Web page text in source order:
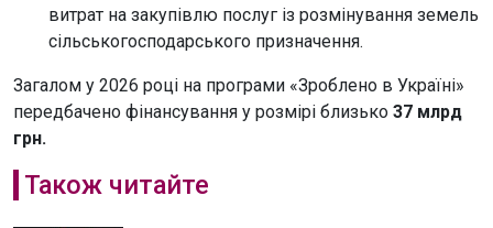
витрат на закупівлю послуг із розмінування земель
сільськогосподарського призначення.
Загалом у 2026 році на програми «Зроблено в Україні»
передбачено фінансування у розмірі близько 37 млрд
грн.
Також читайте